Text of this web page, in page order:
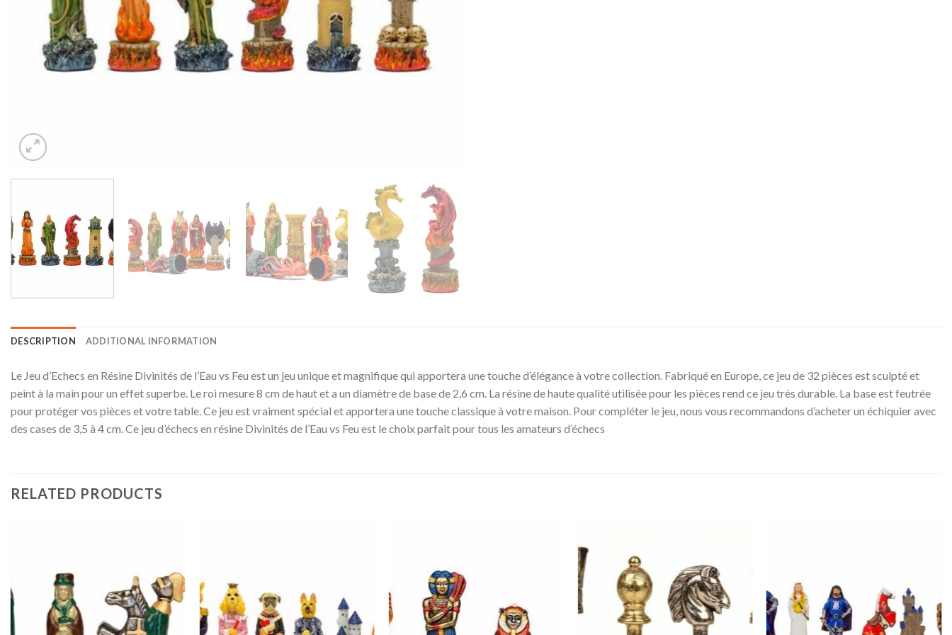
DESCRIPTION ADDITIONAL INFORMATION
Le Jeu d’Echecs en Résine Divinités de l’Eau vs Feu est un jeu unique et magnifique qui apportera une touche d’élégance à votre collection. Fabriqué en Europe, ce jeu de 32 pièces est sculpté et
peint à la main pour un effet superbe. Le roi mesure 8 cm de haut et a un diamètre de base de 2,6 cm. La résine de haute qualité utilisée pour les pièces rend ce jeu très durable. La base est feutrée
pour protéger vos pièces et votre table. Ce jeu est vraiment spécial et apportera une touche classique à votre maison. Pour compléter le jeu, nous vous recommandons d’acheter un échiquier avec
des cases de 3,5 à 4 cm. Ce jeu d’échecs en résine Divinités de l’Eau vs Feu est le choix parfait pour tous les amateurs d’échecs
RELATED PRODUCTS